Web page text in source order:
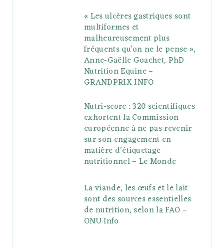
« Les ulcères gastriques sont
multiformes et
malheureusement plus
fréquents qu’on ne le pense »,
Anne-Gaëlle Goachet, PhD
Nutrition Equine –
GRANDPRIX INFO
Nutri-score : 320 scientifiques
exhortent la Commission
européenne à ne pas revenir
sur son engagement en
matière d’étiquetage
nutritionnel – Le Monde
La viande, les œufs et le lait
sont des sources essentielles
de nutrition, selon la FAO –
ONU Info